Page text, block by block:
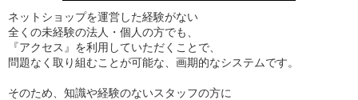
ネットショップを運営した経験がない
全くの未経験の法人・個人の方でも、
『アクセス』を利用していただくことで、
問題なく取り組むことが可能な、画期的なシステムです。
そのため、知識や経験のないスタッフの方に